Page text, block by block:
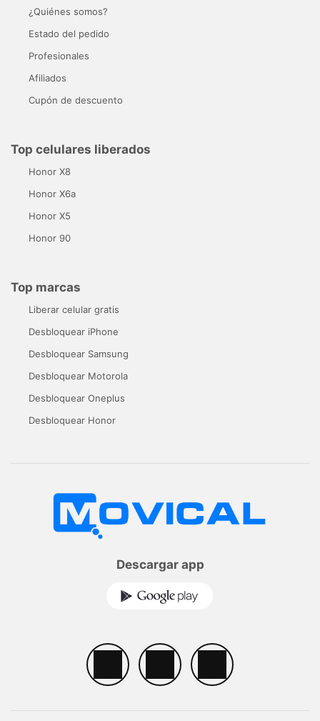
¿Quiénes somos?
Estado del pedido
Profesionales
Afiliados
Cupón de descuento
Top celulares liberados
Honor X8
Honor X6a
Honor X5
Honor 90
Top marcas
Liberar celular gratis
Desbloquear iPhone
Desbloquear Samsung
Desbloquear Motorola
Desbloquear Oneplus
Desbloquear Honor
Descargar app